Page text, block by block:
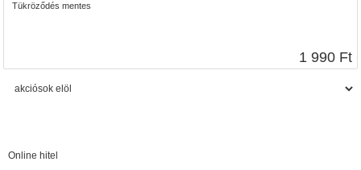
Tükröződés mentes
1 990 Ft
Online hitel